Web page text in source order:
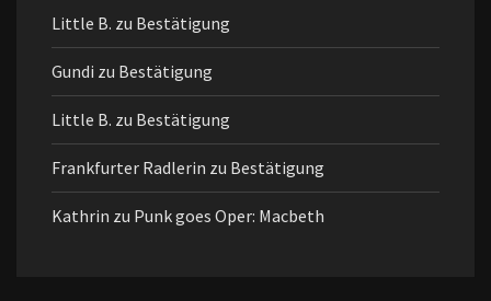
Little B. zu Bestätigung
Gundi zu Bestätigung
Little B. zu Bestätigung
Frankfurter Radlerin zu Bestätigung
Kathrin zu Punk goes Oper: Macbeth